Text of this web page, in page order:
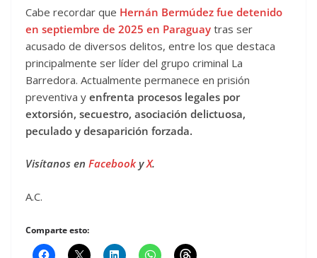
Cabe recordar que Hernán Bermúdez fue detenido
en septiembre de 2025 en Paraguay tras ser
acusado de diversos delitos, entre los que destaca
principalmente ser líder del grupo criminal La
Barredora. Actualmente permanece en prisión
preventiva y enfrenta procesos legales por
extorsión, secuestro, asociación delictuosa,
peculado y desaparición forzada.
Visítanos en FacebookyX.
A.C.
Comparte esto: